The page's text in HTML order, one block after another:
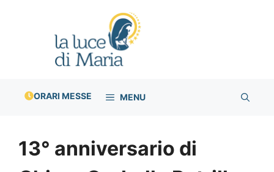
ORARI MESSE MENU
13° anniversario di